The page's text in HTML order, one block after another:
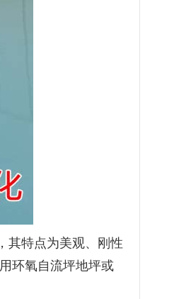
其特点为美观、刚性
环氧自流坪地坪或